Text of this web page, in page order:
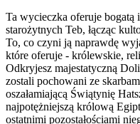
Ta wycieczka oferuje bogatą
starożytnych Teb, łącząc
To, co czyni ją naprawdę
które oferuje - królewskie,
Odkryjesz majestatyczną
zostali pochowani ze
oszałamiającą Świątynię
najpotężniejszą królową
ostatnimi pozostałościami